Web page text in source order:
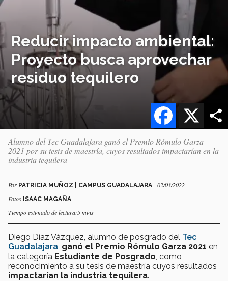
Reducir impacto ambiental:
Proyecto busca aprovechar
residuo tequilero
X
Facebook
Alumno del Tec Guadalajara ganó el Premio Rómulo Garza
2021 por su tesis de maestría, cuyos resultados impactarían en la
industria tequilera
Por PATRICIA MUÑOZ | CAMPUS GUADALAJARA - 02/03/2022
Fotos ISAAC MAGAÑA
Tiempo estimado de lectura:5 mins
Diego Díaz Vázquez, alumno de posgrado del Tec
Guadalajara ganó el Premio Rómulo Garza 2021 en
la categoría Estudiante de Posgrado , como
reconocimiento a su tesis de maestría cuyos resultados
impactarían la industria tequilera.